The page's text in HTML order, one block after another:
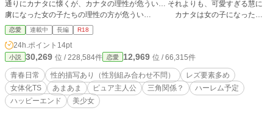
通りにカナタに懐くが、カナタの理性が危うい… それよりも、可愛すぎる慧に
虜になった女の子たちの理性の方が危うい… カナタは女の子になった親
友をとるのか、それとも片想い中の「彩葉」をとるのか。 彩葉はカナタをとる
のか、可愛すぎる慧をとるのか、はたまた・・・ 慧の女体化で性別の概念を失
いつつある男女のごちゃまぜ純愛エロストーリーです。 励みになるので、是非
コメント＆お気に入り登録お願いします！ 慧になりたい。
恋愛 連載中 長編 R18
24h.ポイント 14pt
小説 30,269 位 / 228,584件 恋愛 12,969 位 / 66,315件
青春日常 性的描写あり（性別組み合わせ不問）
レズ要素多め
女体化TS
あまあま ピュア主人公 三角関係？
ハーレム予定
ハッピーエンド
美少女